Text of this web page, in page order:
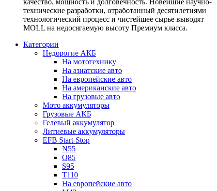
качество, мощность и долговечность. Новейшие научно-
технические разработки, отработанный десятилетиями
технологический процесс и чистейшее сырье выводят
MOLL на недосягаемую высоту Премиум класса.
Категории
Недорогие АКБ
На мототехнику
На азиатские авто
На европейские авто
На американские авто
На грузовые авто
Мото аккумуляторы
Грузовые АКБ
Гелевый аккумулятор
Литиевые аккумуляторы
EFB Start-Stop
N55
Q85
S95
T110
На европейские авто